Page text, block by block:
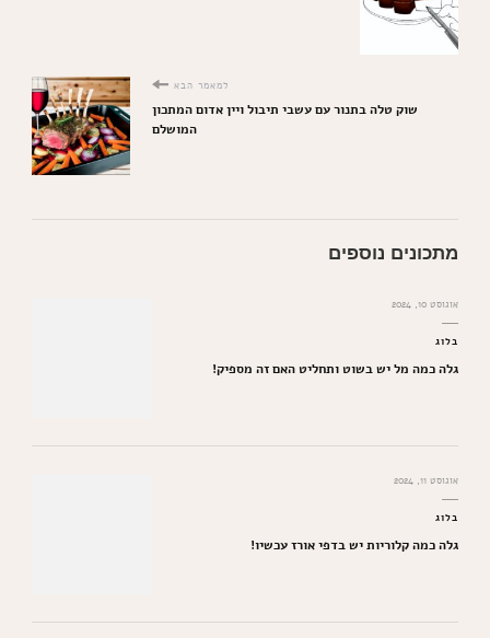
למאמר הבא
שוק טלה בתנור עם עשבי תיבול ויין אדום המתכון
המושלם
מתכונים נוספים
אוגוסט 10, 2024
בלוג
גלה כמה מל יש בשוט ותחליט האם זה מספיק!
אוגוסט 11, 2024
בלוג
גלה כמה קלוריות יש בדפי אורז עכשיו!